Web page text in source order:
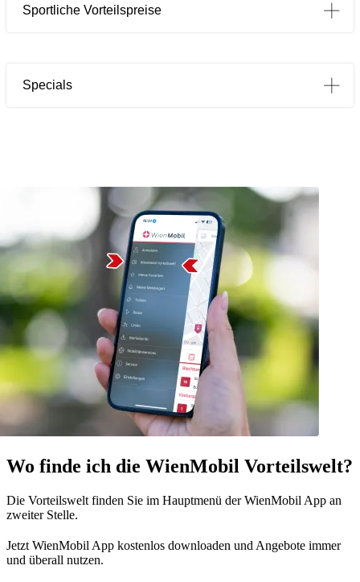
Sportliche Vorteilspreise
Specials
Wo finde ich die WienMobil Vorteilswelt?
Die Vorteilswelt finden Sie im Hauptmenü der WienMobil App an
zweiter Stelle.
Jetzt WienMobil App kostenlos downloaden und Angebote immer
und überall nutzen.